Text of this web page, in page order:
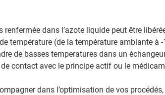
dans l’azote liquide peut être
température (de la température ambiante à -
de basses temperatures dans un
contact avec le principe actif ou le
dans l’optimisation de vos